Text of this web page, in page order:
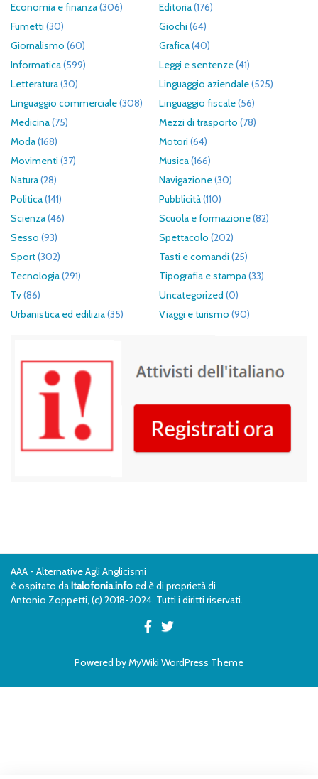
Economia e finanza(306) Editoria(176)
Fumetti (30) Giochi (64)
Giornalismo (60) Grafica(40)
Informatica(599) Leggi e sentenze(41)
Letteratura(30) Linguaggio aziendale(525)
Linguaggio commerciale(308) Linguaggio fiscale(56)
Medicina(75) Mezzi di trasporto (78)
Moda(168) Motori (64)
Movimenti (37) Musica(166)
Natura(28) Navigazione(30)
Politica(141) Pubblicità(110)
Scienza(46) Scuola e formazione(82)
Sesso (93) Spettacolo (202)
Sport(302) Tasti e comandi (25)
Tecnologia(291) Tipografia e stampa(33)
Tv(86) Uncategorized (0)
Urbanistica ed edilizia(35) Viaggi e turismo (90)
AAA - Alternative Agli Anglicismi
è ospitato daItalofonia.info ed è di proprietà di
Antonio Zoppetti, (c) 2018-2024. Tutti i diritti riservati.
Powered byMyWiki WordPress Theme